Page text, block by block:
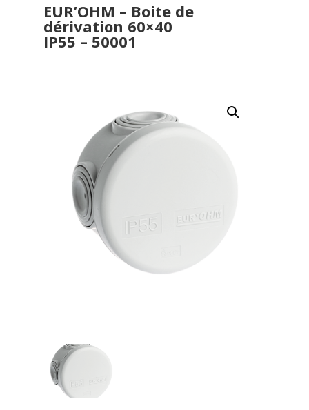
EUR’OHM – Boite de
dérivation 60×40
IP55 – 50001